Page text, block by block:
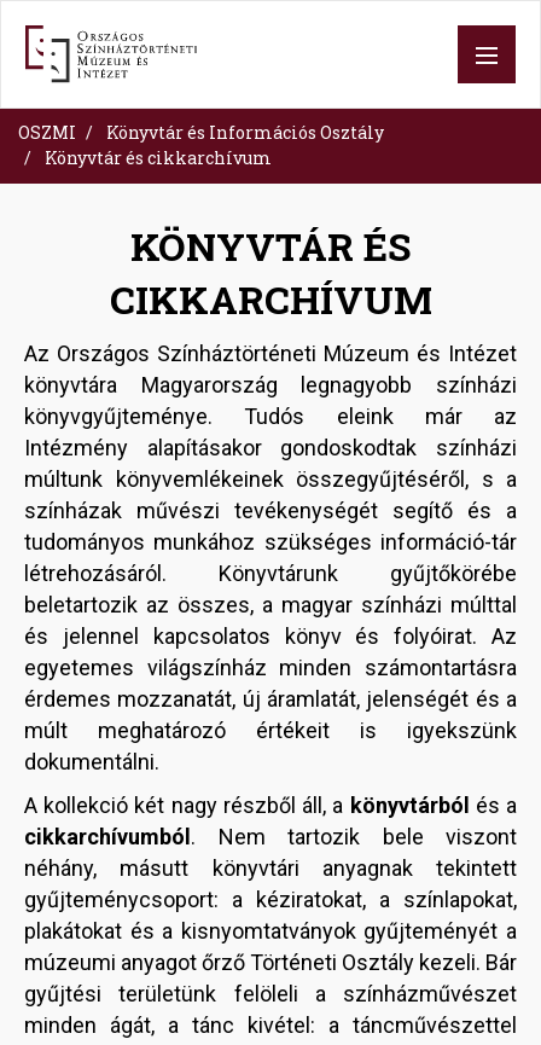
content
OSZMI
Könyvtár és Információs Osztály
Könyvtár és cikkarchívum
KÖNYVTÁR ÉS
CIKKARCHÍVUM
Az Országos Színháztörténeti Múzeum és Intézet
könyvtára Magyarország legnagyobb színházi
könyvgyűjteménye. Tudós eleink már az
Intézmény alapításakor gondoskodtak színházi
múltunk könyvemlékeinek összegyűjtéséről, s a
színházak művészi tevékenységét segítő és a
tudományos munkához szükséges információ-tár
létrehozásáról. Könyvtárunk gyűjtőkörébe
beletartozik az összes, a magyar színházi múlttal
és jelennel kapcsolatos könyv és folyóirat. Az
egyetemes világszínház minden számontartásra
érdemes mozzanatát, új áramlatát, jelenségét és a
múlt meghatározó értékeit is igyekszünk
dokumentálni.
A kollekció két nagy részből áll, a könyvtárból és a
cikkarchívumból . Nem tartozik bele viszont
néhány, másutt könyvtári anyagnak tekintett
gyűjteménycsoport: a kéziratokat, a színlapokat,
plakátokat és a kisnyomtatványok gyűjteményét a
múzeumi anyagot őrző Történeti Osztály kezeli. Bár
gyűjtési területünk felöleli a színházművészet
minden ágát, a tánc kivétel: a táncművészettel